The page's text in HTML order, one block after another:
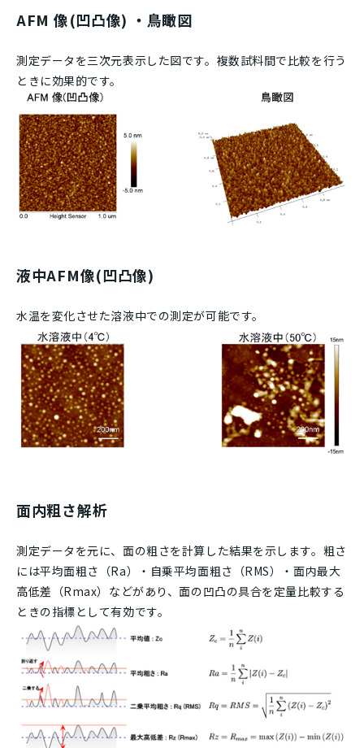
AFM 像(凹凸像) ・鳥瞰図
測定データを三次元表示した図です。複数試料間で比較を行う
ときに効果的です。
液中AFM像(凹凸像)
水温を変化させた溶液中での測定が可能です。
面内粗さ解析
測定データを元に、面の粗さを計算した結果を示します。粗さ
には平均面粗さ（Ra）・自乗平均面粗さ（RMS）・面内最大
高低差（Rmax）などがあり、面の凹凸の具合を定量比較する
ときの指標として有効です。